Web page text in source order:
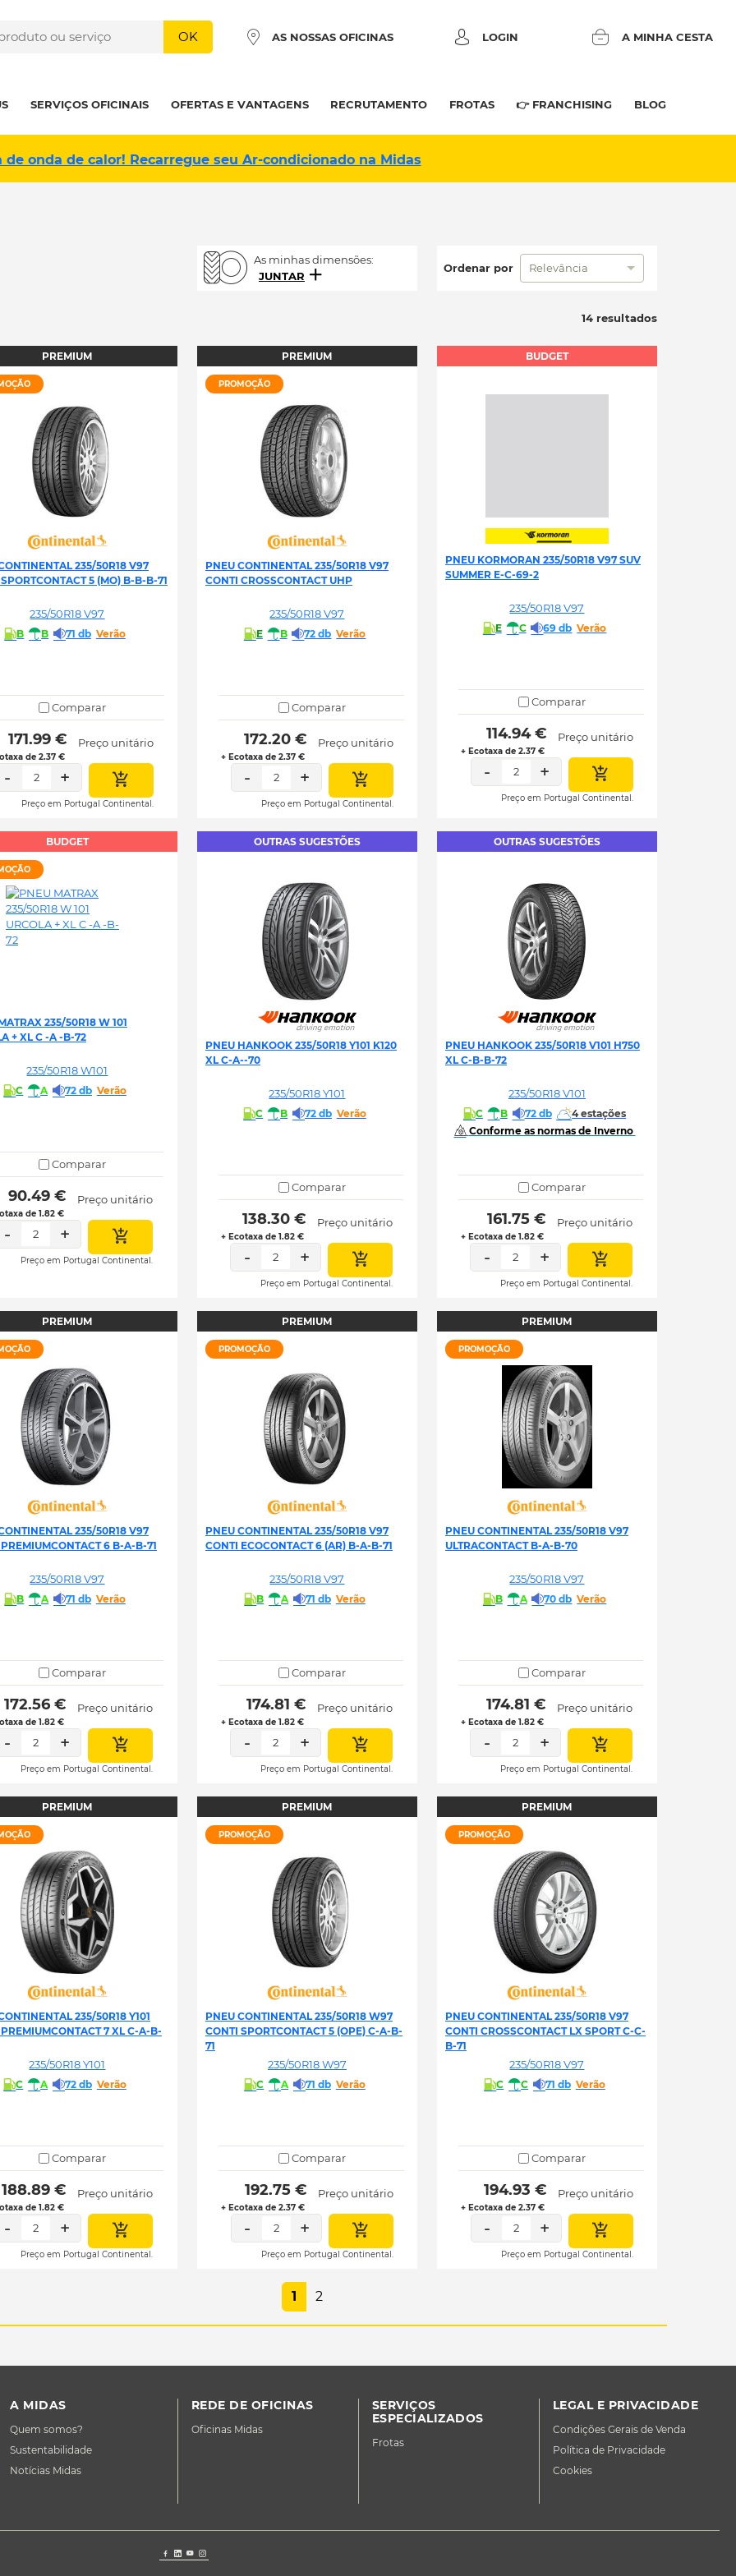
OK AS NOSSAS OFICINAS LOGIN A MINHA CESTA
SERVIÇOS OFICINAIS OFERTAS E VANTAGENS RECRUTAMENTO FROTAS 👉 FRANCHISING BLOG
de onda de calor! Recarregue seu Ar-condicionado na Midas
As minhas dimensões:
JUNTAR
Ordenar por Relevância
14 resultados
PREMIUM
235/50R18 V97
5 (MO) B-B-B-71
235/50R18 V97
B B 71 db Verão
Comparar
171.99 €
de 2.37 €
Preço unitário
- 2 +
Preço em Portugal Continental.
PREMIUM
PROMOÇÃO
PNEU CONTINENTAL 235/50R18 V97
CONTI CROSSCONTACT UHP
235/50R18 V97
E B 72 db Verão
Comparar
172.20 €
+ Ecotaxa de 2.37 €
Preço unitário
- 2 +
Preço em Portugal Continental.
BUDGET
PNEU KORMORAN 235/50R18 V97 SUV
SUMMER E-C-69-2
235/50R18 V97
E C 69 db Verão
Comparar
114.94 €
+ Ecotaxa de 2.37 €
Preço unitário
- 2 +
Preço em Portugal Continental.
BUDGET
235/50R18 W 101
+ XL C -A -B-72
235/50R18 W101
C A 72 db Verão
Comparar
90.49 €
de 1.82 €
Preço unitário
- 2 +
Preço em Portugal Continental.
OUTRAS SUGESTÕES
PNEU HANKOOK 235/50R18 Y101 K120
XL C-A--70
235/50R18 Y101
C B 72 db Verão
Comparar
138.30 €
+ Ecotaxa de 1.82 €
Preço unitário
- 2 +
Preço em Portugal Continental.
OUTRAS SUGESTÕES
PNEU HANKOOK 235/50R18 V101 H750
XL C-B-B-72
235/50R18 V101
C B 72 db
4 estações
Conforme as normas de Inverno
Comparar
161.75 €
+ Ecotaxa de 1.82 €
Preço unitário
- 2 +
Preço em Portugal Continental.
PREMIUM
235/50R18 V97
6 B-A-B-71
235/50R18 V97
B A 71 db Verão
Comparar
172.56 €
de 1.82 €
Preço unitário
- 2 +
Preço em Portugal Continental.
PREMIUM
PROMOÇÃO
PNEU CONTINENTAL 235/50R18 V97
CONTI ECOCONTACT 6 (AR) B-A-B-71
235/50R18 V97
B A 71 db Verão
Comparar
174.81 €
+ Ecotaxa de 1.82 €
Preço unitário
- 2 +
Preço em Portugal Continental.
PREMIUM
PROMOÇÃO
PNEU CONTINENTAL 235/50R18 V97
ULTRACONTACT B-A-B-70
235/50R18 V97
B A 70 db Verão
Comparar
174.81 €
+ Ecotaxa de 1.82 €
Preço unitário
- 2 +
Preço em Portugal Continental.
PREMIUM
235/50R18 Y101
7 XL C-A-B-
235/50R18 Y101
C A 72 db Verão
Comparar
188.89 €
de 1.82 €
Preço unitário
- 2 +
Preço em Portugal Continental.
PREMIUM
PROMOÇÃO
PNEU CONTINENTAL 235/50R18 W97
CONTI SPORTCONTACT 5 (OPE) C-A-B-
71
235/50R18 W97
C A 71 db Verão
Comparar
192.75 €
+ Ecotaxa de 2.37 €
Preço unitário
- 2 +
Preço em Portugal Continental.
PREMIUM
PROMOÇÃO
PNEU CONTINENTAL 235/50R18 V97
CONTI CROSSCONTACT LX SPORT C-C-
B-71
235/50R18 V97
C C 71 db Verão
Comparar
194.93 €
+ Ecotaxa de 2.37 €
Preço unitário
- 2 +
Preço em Portugal Continental.
1 2
A MIDAS
Quem somos?
Sustentabilidade
Notícias Midas
REDE DE OFICINAS
Oficinas Midas
SERVIÇOS
ESPECIALIZADOS
Frotas
LEGAL E PRIVACIDADE
Condições Gerais de Venda
Política de Privacidade
Cookies